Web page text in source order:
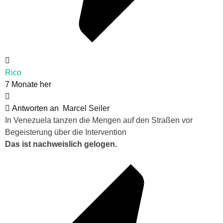
Rico
7 Monate her
Antworten an
Marcel Seiler
In Venezuela tanzen die Mengen auf den Straßen vor
Begeisterung über die Intervention
Das ist nachweislich gelogen.